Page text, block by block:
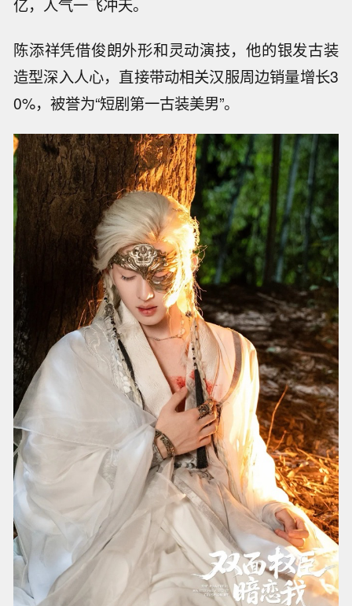
亿，人气一飞冲天。
陈添祥凭借俊朗外形和灵动演技，他的银发古装
造型深入人心，直接带动相关汉服周边销量增长3
0%，被誉为“短剧第一古装美男”。